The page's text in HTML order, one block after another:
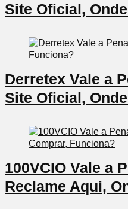
Site Oficial,
Derretex Vale a
Site Oficial,
100VCIO Vale a
Reclame Aqui,